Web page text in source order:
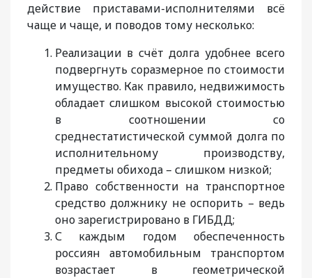
действие приставами-исполнителями всё
чаще и чаще, и поводов тому несколько:
Реализации в счёт долга удобнее всего
подвергнуть соразмерное по стоимости
имущество. Как правило, недвижимость
обладает слишком высокой стоимостью
в соотношении со
среднестатистической суммой долга по
исполнительному производству,
предметы обихода – слишком низкой;
Право собственности на транспортное
средство должнику не оспорить – ведь
оно зарегистрировано в ГИБДД;
С каждым годом обеспеченность
россиян автомобильным транспортом
возрастает в геометрической